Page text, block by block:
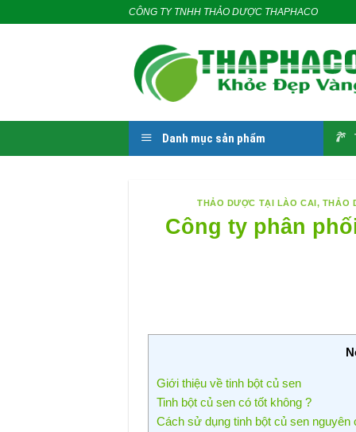
CÔNG TY TNHH THẢO DƯỢC THAPHACO
Danh mục sản phẩm
THẢO DƯỢC TẠI LÀO CAI, THẢO
Công ty phân
Giới thiệu về tinh bột củ sen
Tinh bột củ sen có tốt không ?
Cách sử dụng tinh bột củ sen nguyên